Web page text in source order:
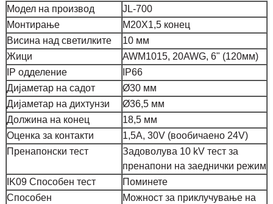
Модел на производ
JL-700
Монтирање
M20X1,5 конец
Висина над светилките
10 мм
Жици
AWM1015, 20AWG, 6" (120мм)
IP одделение
IP66
Дијаметар на садот
Ø30 мм
Дијаметар на дихтунзи
Ø36,5 мм
Должина на конец
18,5 мм
Оценка за контакти
1,5A, 30V (вообичаено 24V)
Пренапонски тест
Задоволува 10 kV тест за
пренапони на заеднички режим
IK09 Способен тест
Поминете
Способен
Можност за приклучување на